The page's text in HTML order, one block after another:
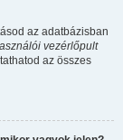
az adatbázisban
vezérlőpult
az összes